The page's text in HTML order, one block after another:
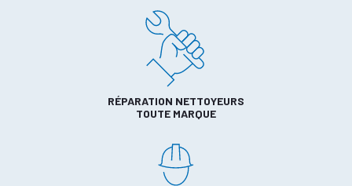
RÉPARATION NETTOYEURS
TOUTE MARQUE